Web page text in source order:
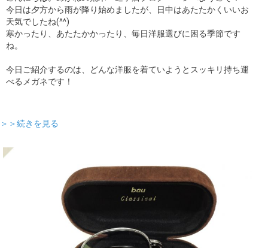
今日は夕方から雨が降り始めましたが、日中はあたたかくいいお
天気でしたね(^^)
寒かったり、あたたかかったり、毎日洋服選びに困る季節です
ね。
今日ご紹介するのは、どんな洋服を着ていようとスッキリ持ち運
べるメガネです！
＞＞続きを見る